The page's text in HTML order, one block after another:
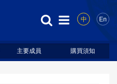
中 En
主要成員 購買須知